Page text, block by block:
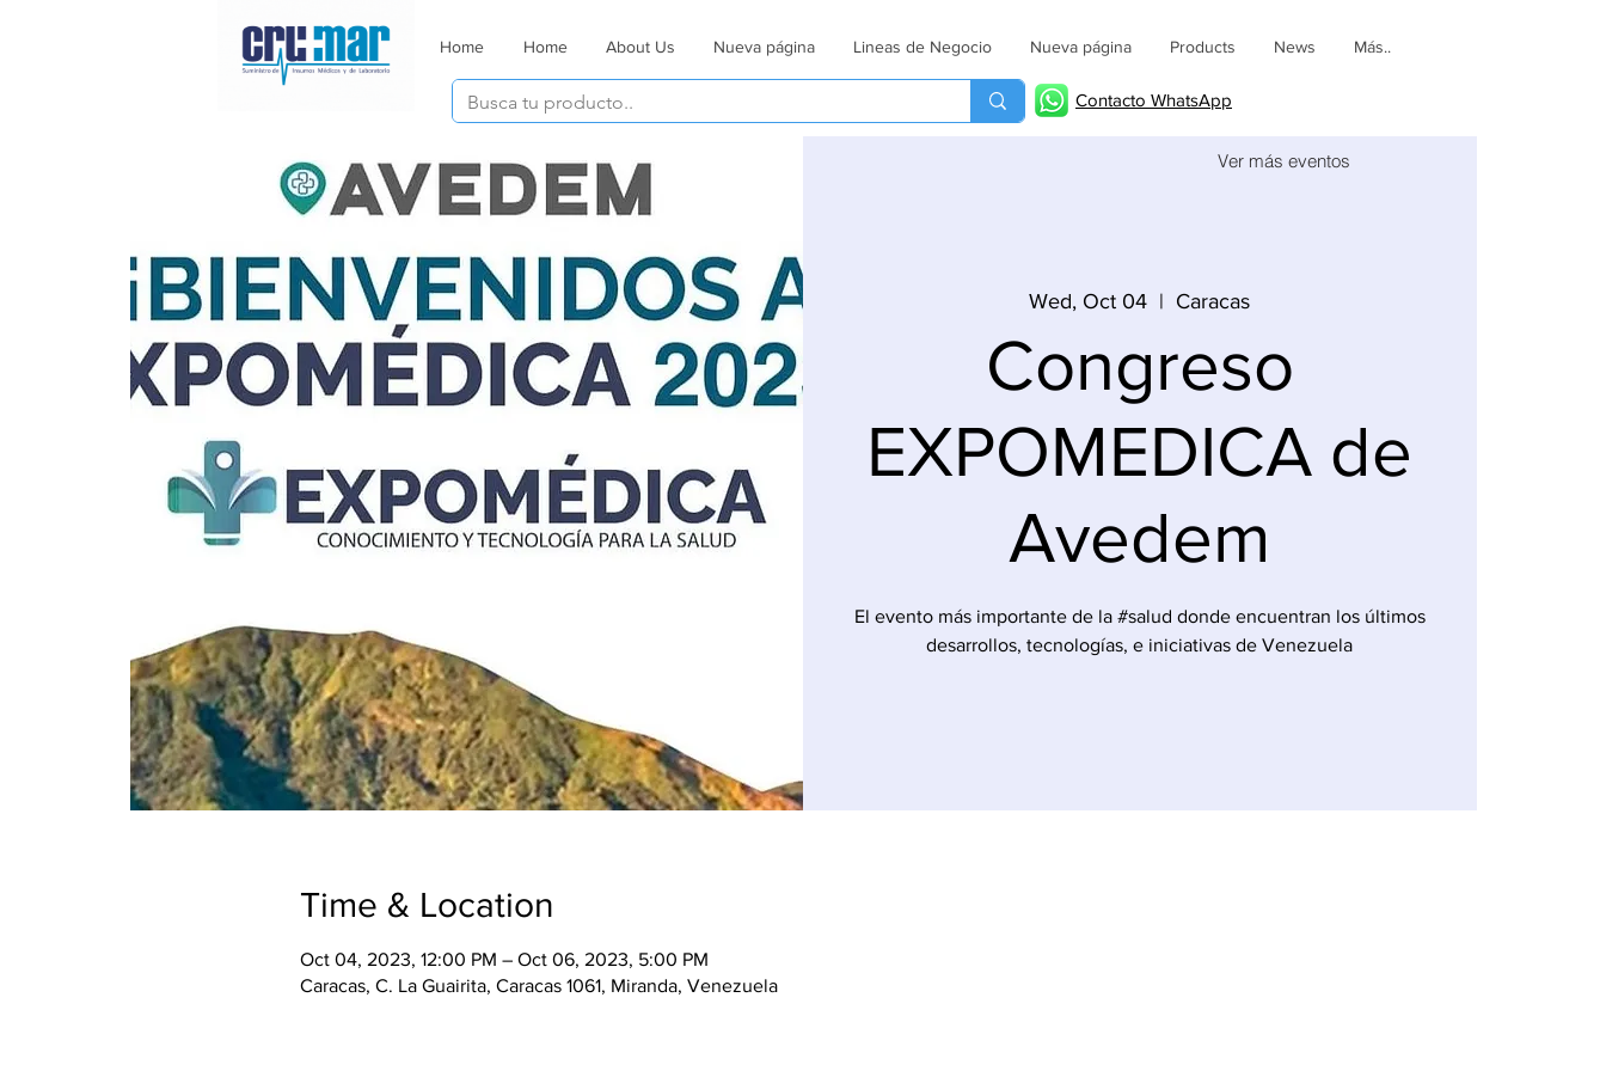
Home Home About Us Nueva página Lineas de Negocio Nueva página Products News Más..
Contacto WhatsApp
Wed, Oct 04
  |
Caracas
Congreso
EXPOMEDICA de
Avedem
El evento más importante de la #salud donde encuentran los últimos
desarrollos, tecnologías, e iniciativas de Venezuela
Time & Location
Oct 04, 2023, 12:00 PM – Oct 06, 2023, 5:00 PM
Caracas, C. La Guairita, Caracas 1061, Miranda, Venezuela
Ver más eventos